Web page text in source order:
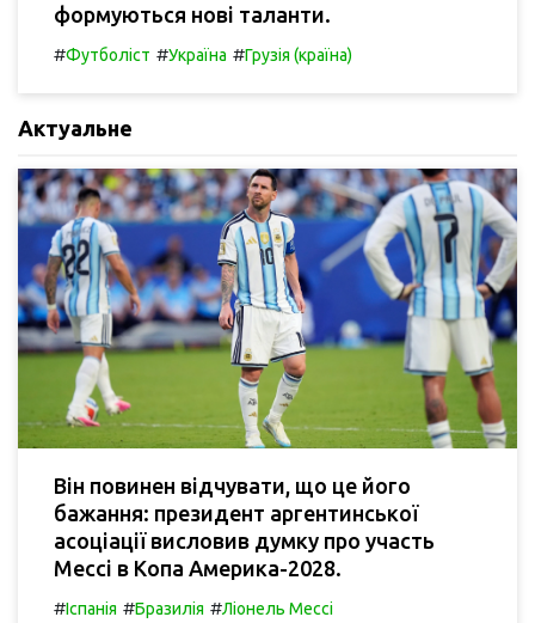
формуються нові таланти.
#Футболіст #Україна #Грузія (країна)
Актуальне
Він повинен відчувати, що це його
бажання: президент аргентинської
асоціації висловив думку про участь
Мессі в Копа Америка-2028.
#Іспанія #Бразилія #Ліонель Мессі